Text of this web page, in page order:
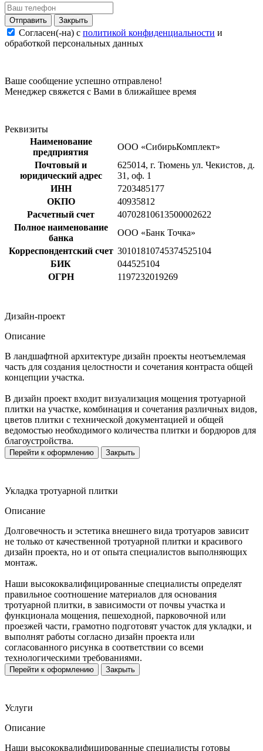
Закрыть
Согласен(-на) c политикой конфиденциальности и
обработкой персональных данных
Ваше сообщение успешно отправлено!
Менеджер свяжется с Вами в ближайшее время
Реквизиты
Наименование
предприятия
ООО «СибирьКомплект»
Почтовый и
юридический адрес
625014, г. Тюмень ул. Чекистов, д.
31, оф. 1
ИНН
7203485177
ОКПО
40935812
Расчетный счет
40702810613500002622
Полное наименование
банка
ООО «Банк Точка»
Корреспондентский счет 30101810745374525104
БИК
044525104
ОГРН
1197232019269
Дизайн-проект
Описание
В ландшафтной архитектуре дизайн проекты неотъемлемая
часть для создания целостности и сочетания контраста общей
концепции участка.
В дизайн проект входит визуализация мощения тротуарной
плитки на участке, комбинация и сочетания различных видов,
цветов плитки с технической документацией и общей
ведомостью необходимого количества плитки и бордюров для
благоустройства.
Перейти к оформлению Закрыть
Укладка тротуарной плитки
Описание
Долговечность и эстетика внешнего вида тротуаров зависит
не только от качественной тротуарной плитки и красивого
дизайн проекта, но и от опыта специалистов выполняющих
монтаж.
Наши высококвалифицированные специалисты определят
правильное соотношение материалов для основания
тротуарной плитки, в зависимости от почвы участка и
функционала мощения, пешеходной, парковочной или
проезжей части, грамотно подготовят участок для укладки, и
выполнят работы согласно дизайн проекта или
согласованного рисунка в соответствии со всеми
технологическими требованиями.
Перейти к оформлению Закрыть
Услуги
Описание
Наши высококвалифицированные специалисты готовы